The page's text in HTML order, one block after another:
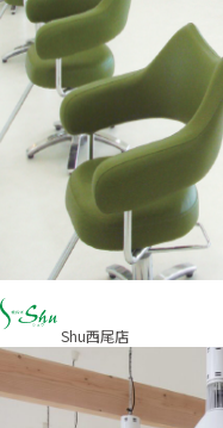
Shu西尾店